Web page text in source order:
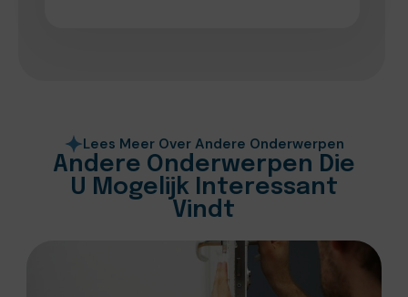
Lees Meer Over Andere Onderwerpen
Andere Onderwerpen Die
U Mogelijk Interessant
Vindt